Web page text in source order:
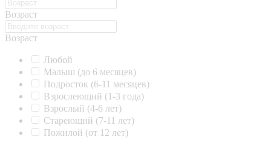
Возраст
Возраст
Любой
Малыш (до 6 месяцев)
Подросток (6-11 месяцев)
Взрослеющий (1-3 года)
Взрослый (4-6 лет)
Стареющий (7-11 лет)
Пожилой (от 12 лет)